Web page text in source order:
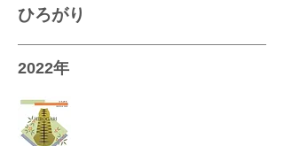
​ひろがり
2022年